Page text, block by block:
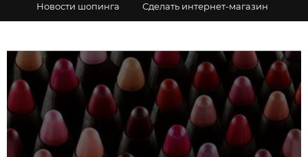
Новости шопинга Сделать интернет-магазин